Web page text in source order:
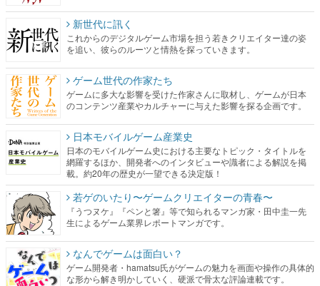
新世代に訊く
これからのデジタルゲーム市場を担う若きクリエイター達の姿
を追い、彼らのルーツと情熱を探っていきます。
ゲーム世代の作家たち
ゲームに多大な影響を受けた作家さんに取材し、ゲームが日本
のコンテンツ産業やカルチャーに与えた影響を探る企画です。
日本モバイルゲーム産業史
日本のモバイルゲーム史における主要なトピック・タイトルを
網羅するほか、開発者へのインタビューや識者による解説を掲
載。約20年の歴史が一望できる決定版！
若ゲのいたり〜ゲームクリエイターの青春〜
『うつヌケ』『ペンと箸』等で知られるマンガ家・田中圭一先
生によるゲーム業界レポートマンガです。
なんでゲームは面白い？
ゲーム開発者・hamatsu氏がゲームの魅力を画面や操作の具体的
な形から解き明かしていく、硬派で骨太な評論連載です。